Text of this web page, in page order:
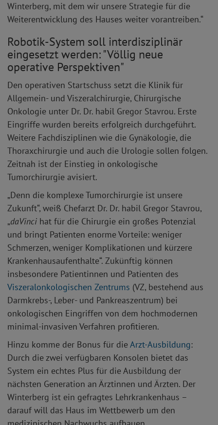
Winterberg, mit dem wir unsere Strategie für die
Weiterentwicklung des Hauses weiter vorantreiben.“
Robotik-System soll interdisziplinär
eingesetzt werden: "Völlig neue
operative Perspektiven"
Den operativen Startschuss setzt die Klinik für
Allgemein- und Viszeralchirurgie, Chirurgische
Onkologie unter Dr. Dr. habil Gregor Stavrou. Erste
Eingriffe wurden bereits erfolgreich durchgeführt.
Weitere Fachdisziplinen wie die Gynäkologie, die
Thoraxchirurgie und auch die Urologie sollen folgen.
Zeitnah ist der Einstieg in onkologische
Tumorchirurgie avisiert.
„Denn die komplexe Tumorchirurgie ist unsere
Zukunft“, weiß Chefarzt Dr. Dr. habil Gregor Stavrou,
„daVinci hat für die Chirurgie ein großes Potenzial
und bringt Patienten enorme Vorteile: weniger
Schmerzen, weniger Komplikationen und kürzere
Krankenhausaufenthalte“. Zukünftig können
insbesondere Patientinnen und Patienten des
Viszeralonkologischen Zentrums (VZ, bestehend aus
Darmkrebs-, Leber- und Pankreaszentrum) bei
onkologischen Eingriffen von dem hochmodernen
minimal-invasiven Verfahren profitieren.
Hinzu komme der Bonus für dieArzt-Ausbildung:
Durch die zwei verfügbaren Konsolen bietet das
System ein echtes Plus für die Ausbildung der
nächsten Generation an Ärztinnen und Ärzten. Der
Winterberg ist ein gefragtes Lehrkrankenhaus –
darauf will das Haus im Wettbewerb um den